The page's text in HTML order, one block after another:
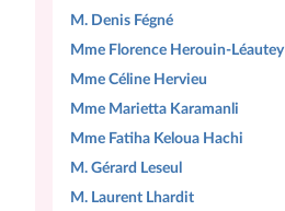
M. Denis Fégné
Mme Florence Herouin-Léautey
Mme Céline Hervieu
Mme Marietta Karamanli
Mme Fatiha Keloua Hachi
M. Gérard Leseul
M. Laurent Lhardit